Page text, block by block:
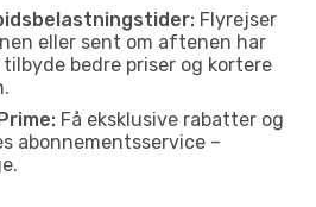
Flyrejser
eller sent om aftenen har
bedre priser og kortere
Få eksklusive rabatter og
abonnementsservice –